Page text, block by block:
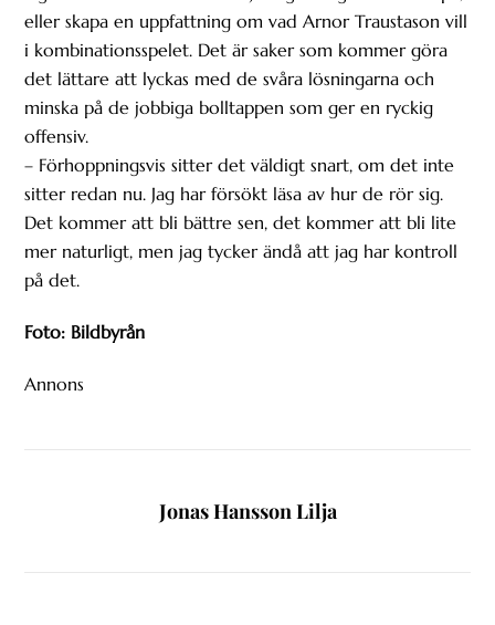
eller skapa en uppfattning om vad Arnor Traustason vill
i kombinationsspelet. Det är saker som kommer göra
det lättare att lyckas med de svåra lösningarna och
minska på de jobbiga bolltappen som ger en ryckig
offensiv.
– Förhoppningsvis sitter det väldigt snart, om det inte
sitter redan nu. Jag har försökt läsa av hur de rör sig.
Det kommer att bli bättre sen, det kommer att bli lite
mer naturligt, men jag tycker ändå att jag har kontroll
på det.
Foto: Bildbyrån
Annons
Jonas Hansson Lilja